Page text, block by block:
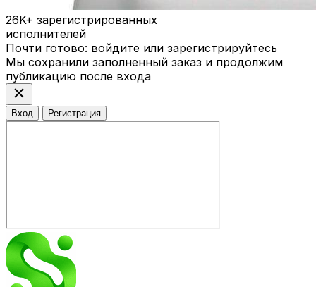
26K+ зарегистрированных
исполнителей
Почти готово: войдите или зарегистрируйтесь
Мы сохранили заполненный заказ и продолжим
публикацию после входа
close
Вход Регистрация